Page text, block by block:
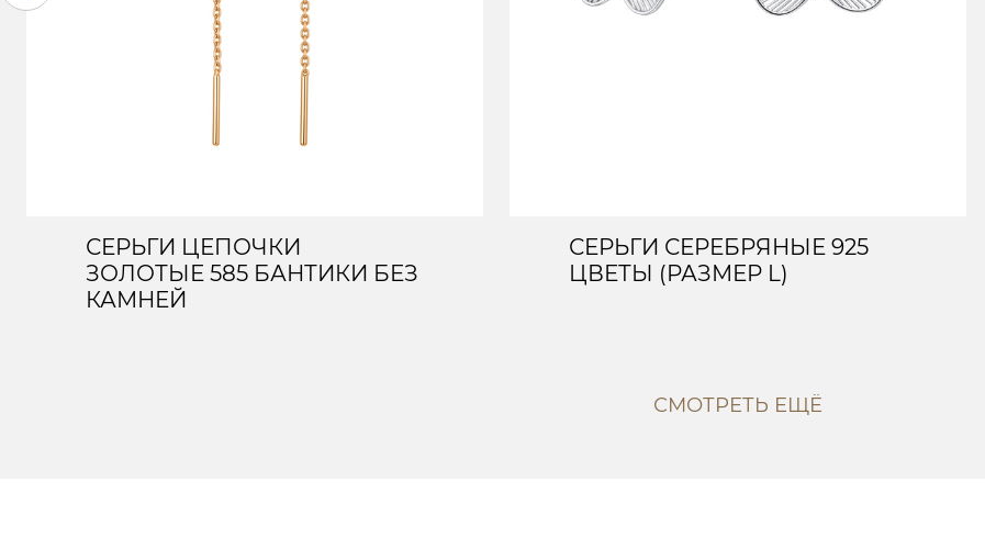
СЕРЬГИ ЦЕПОЧКИ
ЗОЛОТЫЕ 585 БАНТИКИ БЕЗ
КАМНЕЙ
СЕРЬГИ СЕРЕБРЯНЫЕ 925
ЦВЕТЫ (РАЗМЕР L)
СМОТРЕТЬ ЕЩЁ